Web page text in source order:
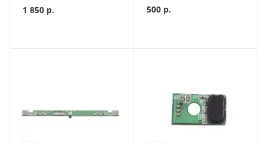
1 850 р. 500р.